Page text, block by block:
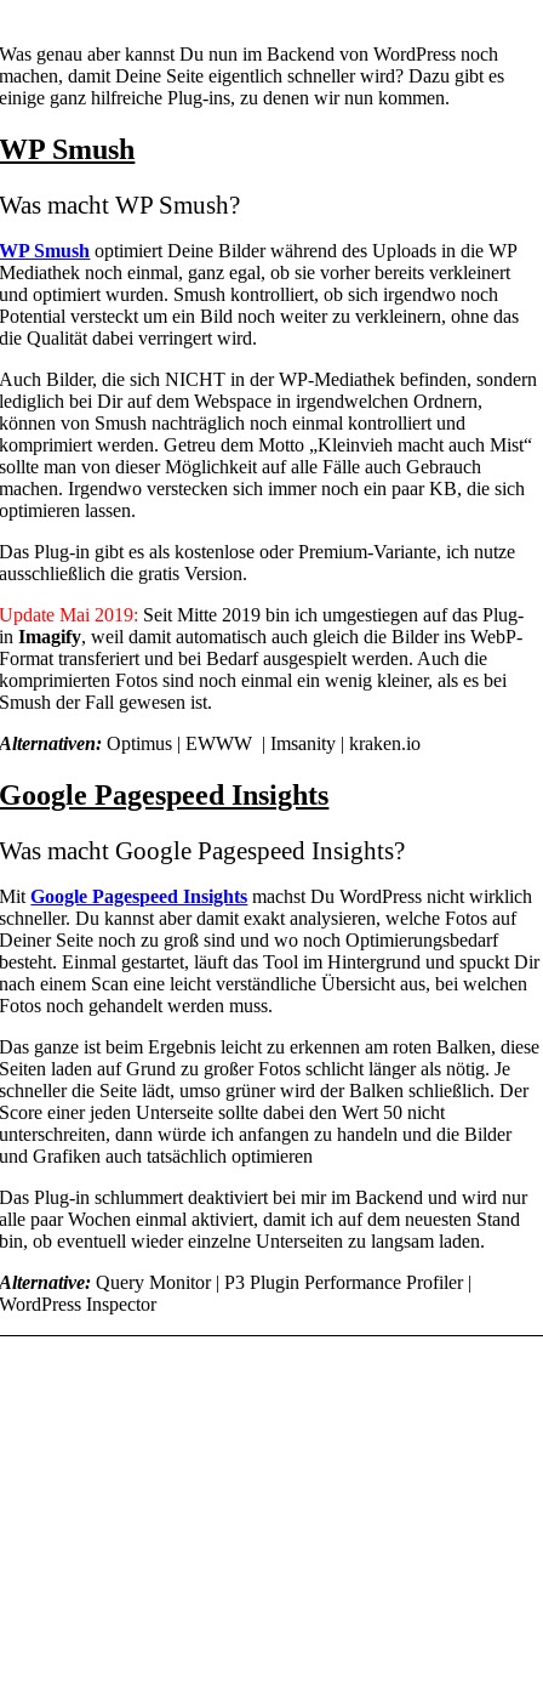
Was genau aber kannst Du nun im Backend von WordPress noch
machen, damit Deine Seite eigentlich schneller wird? Dazu gibt es
einige ganz hilfreiche Plug-ins, zu denen wir nun kommen.
WP Smush
Was macht WP Smush?
WP Smush optimiert Deine Bilder während des Uploads in die WP
Mediathek noch einmal, ganz egal, ob sie vorher bereits verkleinert
und optimiert wurden. Smush kontrolliert, ob sich irgendwo noch
Potential versteckt um ein Bild noch weiter zu verkleinern, ohne das
die Qualität dabei verringert wird.
Auch Bilder, die sich NICHT in der WP-Mediathek befinden, sondern
lediglich bei Dir auf dem Webspace in irgendwelchen Ordnern,
können von Smush nachträglich noch einmal kontrolliert und
komprimiert werden. Getreu dem Motto „Kleinvieh macht auch Mist“
sollte man von dieser Möglichkeit auf alle Fälle auch Gebrauch
machen. Irgendwo verstecken sich immer noch ein paar KB, die sich
optimieren lassen.
Das Plug-in gibt es als kostenlose oder Premium-Variante, ich nutze
ausschließlich die gratis Version.
Update Mai 2019: Seit Mitte 2019 bin ich umgestiegen auf das Plug-
inImagify, weil damit automatisch auch gleich die Bilder ins WebP-
Format transferiert und bei Bedarf ausgespielt werden. Auch die
komprimierten Fotos sind noch einmal ein wenig kleiner, als es bei
Smush der Fall gewesen ist.
Alternativen: Optimus | EWWW | Imsanity | kraken.io
Google Pagespeed Insights
Was macht Google Pagespeed Insights?
MitGoogle Pagespeed Insights machst Du WordPress nicht wirklich
schneller. Du kannst aber damit exakt analysieren, welche Fotos auf
Deiner Seite noch zu groß sind und wo noch Optimierungsbedarf
besteht. Einmal gestartet, läuft das Tool im Hintergrund und spuckt Dir
nach einem Scan eine leicht verständliche Übersicht aus, bei welchen
Fotos noch gehandelt werden muss.
Das ganze ist beim Ergebnis leicht zu erkennen am roten Balken, diese
Seiten laden auf Grund zu großer Fotos schlicht länger als nötig. Je
schneller die Seite lädt, umso grüner wird der Balken schließlich. Der
Score einer jeden Unterseite sollte dabei den Wert 50 nicht
unterschreiten, dann würde ich anfangen zu handeln und die Bilder
und Grafiken auch tatsächlich optimieren
Das Plug-in schlummert deaktiviert bei mir im Backend und wird nur
alle paar Wochen einmal aktiviert, damit ich auf dem neuesten Stand
bin, ob eventuell wieder einzelne Unterseiten zu langsam laden.
Alternative: Query Monitor | P3 Plugin Performance Profiler |
WordPress Inspector